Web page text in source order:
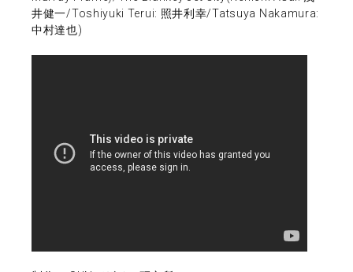
井健一/Toshiyuki Terui: 照井利幸/Tatsuya Nakamura:
中村達也)